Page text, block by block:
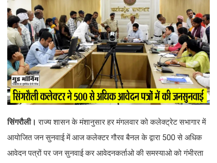
सिंगरौली।राज्य शासन के मंशानुसार हर मंगलवार को कलेक्ट्रेट सभागार में
आयोजित जन सुनवाई में आज कलेक्टर गौरव बैनल के द्वारा 500 से अधिक
आवेदन पत्रों पर जन सुनवाई कर आवेदनकर्ताओ की समस्याओ को गंभीरता